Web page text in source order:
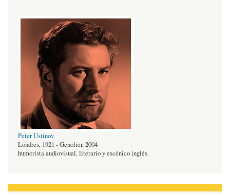
Peter Ustinov
Londres, 1921 - Genolier, 2004
humorista audiovisual, literario y escénico inglés.